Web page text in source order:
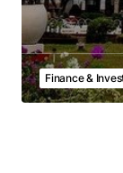
Finance &